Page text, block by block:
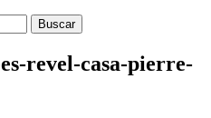
revel-casa-pierre-